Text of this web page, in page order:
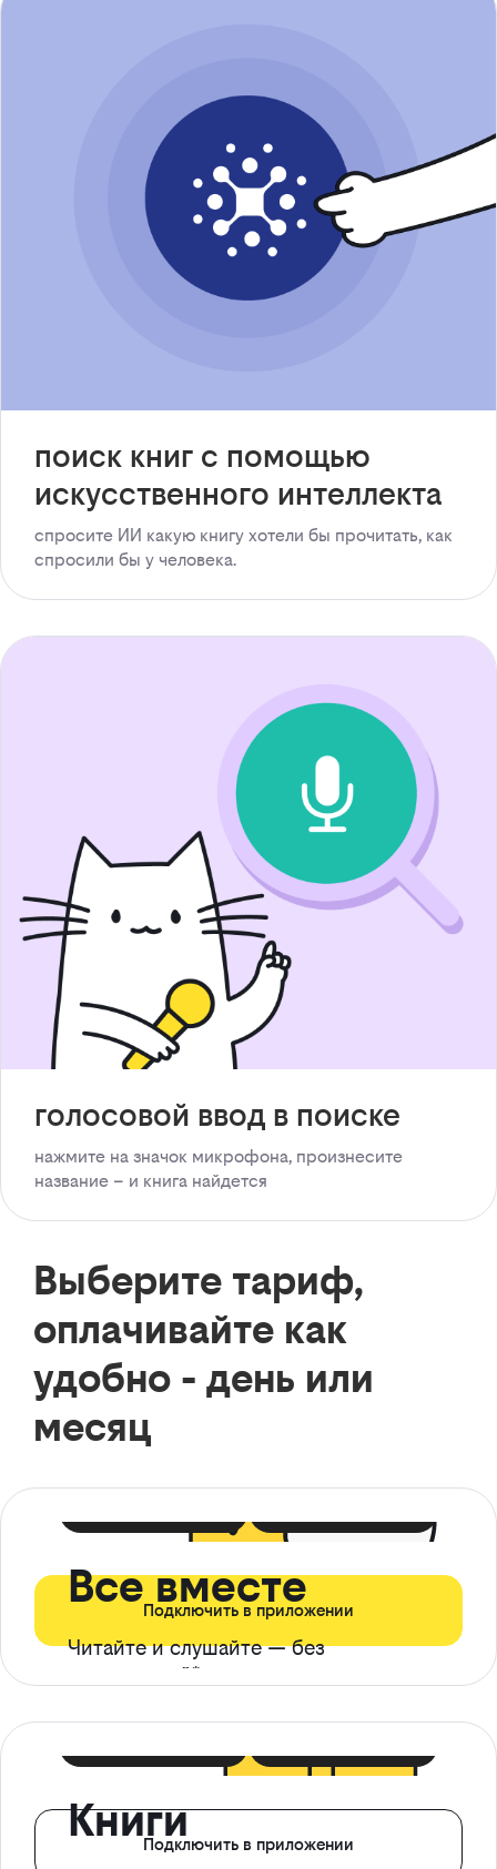
поиск книг с помощью
искусственного интеллекта
спросите ИИ какую книгу хотели бы прочитать, как
спросили бы у человека.
голосовой ввод в поиске
нажмите на значок микрофона, произнесите
название – и книга найдется
Выберите тариф,
оплачивайте как
удобно - день или
месяц
Все вместе
Читайте и слушайте — без
ограничений*
Подключить в приложении
КнигиПодключить в приложении